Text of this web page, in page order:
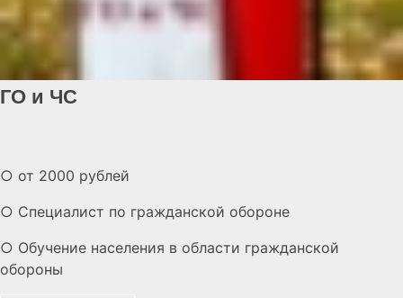
ГО и ЧС
○ от 2000 рублей
○ Специалист по гражданской обороне
○ Обучение населения в области гражданской
обороны